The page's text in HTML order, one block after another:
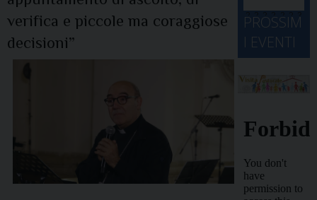
verifica e piccole ma coraggiose
decisioni”
2
4
2
5
2
6
2
7
2
8
2
9
3
0
3
1 1 2 3 4 5 6
PROSSIM
I EVENTI